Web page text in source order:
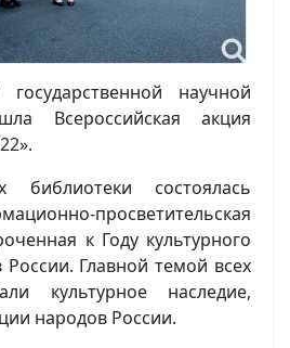
государственной научной
Всероссийская акция
состоялась
просветительская
к Году культурного
Главной темой всех
культурное наследие,
народов России.